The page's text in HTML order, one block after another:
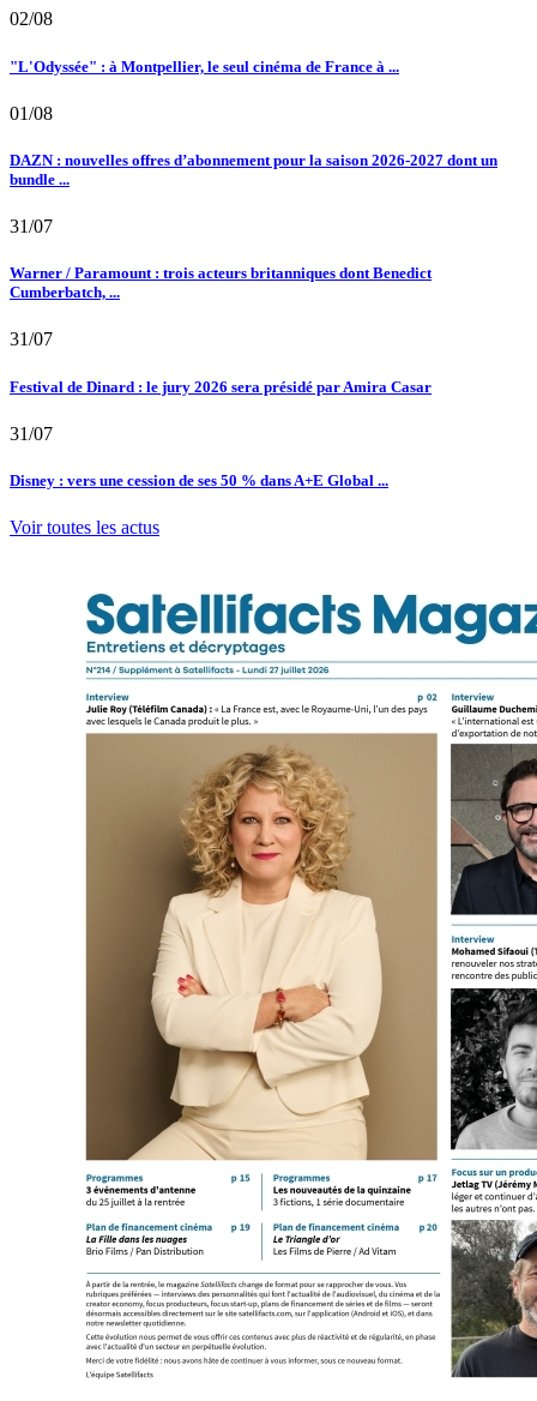
02/08
"L'Odyssée" : à Montpellier, le seul cinéma de France à ...
01/08
DAZN : nouvelles offres d’abonnement pour la saison 2026-2027 dont un
bundle ...
31/07
Warner / Paramount : trois acteurs britanniques dont Benedict
Cumberbatch, ...
31/07
Festival de Dinard : le jury 2026 sera présidé par Amira Casar
31/07
Disney : vers une cession de ses 50 % dans A+E Global ...
Voir toutes les actus